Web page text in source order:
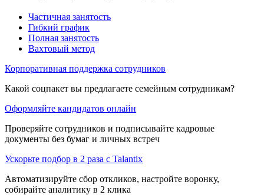
Частичная занятость
Гибкий график
Полная занятость
Вахтовый метод
Корпоративная поддержка сотрудников
Какой соцпакет вы предлагаете семейным сотрудникам?
Оформляйте кандидатов онлайн
Проверяйте сотрудников и подписывайте кадровые
документы без бумаг и личных встреч
Ускорьте подбор в 2 раза с Talantix
Автоматизируйте сбор откликов, настройте воронку,
собирайте аналитику в 2 клика